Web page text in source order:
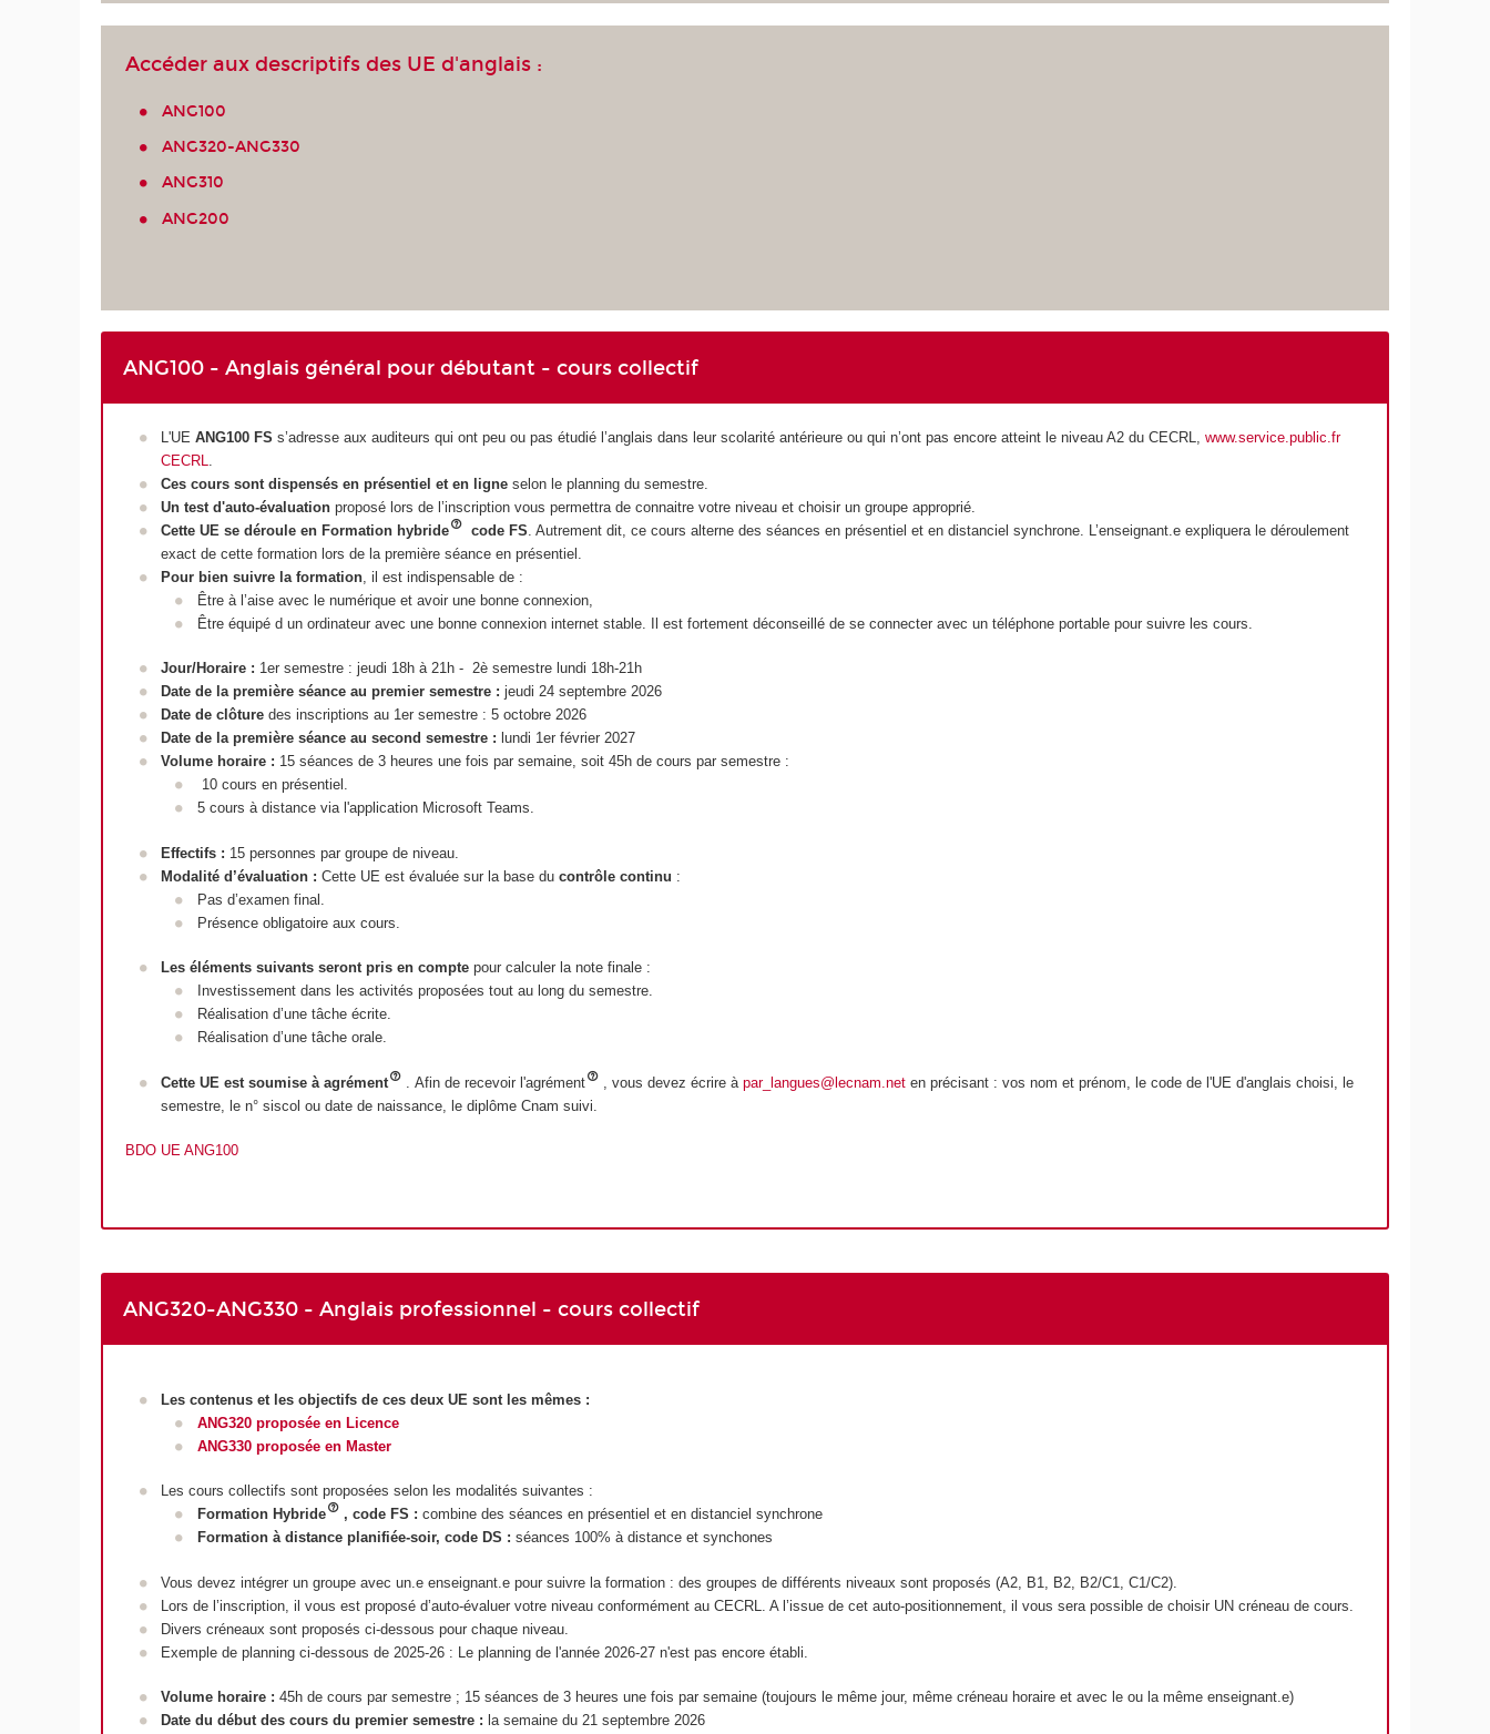
Accéder aux descriptifs des UE d'anglais :
ANG100
ANG320-ANG330
ANG310
ANG200
ANG100 - Anglais général pour débutant - cours collectif
L'UE ANG100 FS s’adresse aux auditeurs qui ont peu ou pas étudié l’anglais dans leur scolarité antérieure ou qui n’ont pas encore atteint le niveau A2 du CECRL,www.service.public.fr
CECRL
Ces cours sont dispensés en présentiel et en ligneselon le planning du semestre.
Un test d'auto-évaluation proposé lors de l’inscription vous permettra de connaitre votre niveau et choisir un groupe approprié.
Cette UE se déroule en Formation hybride
code FS . Autrement dit, ce cours alterne des séances en présentiel et en distanciel synchrone. L’enseignant.e expliquera le déroulement
exact de cette formation lors de la première séance en présentiel.
Pour bien suivre la formation , il est indispensable de :
Être à l’aise avec le numérique et avoir une bonne connexion,
Être équipé d un ordinateur avec une bonne connexion internet stable. Il est fortement déconseillé de se connecter avec un téléphone portable pour suivre les cours.
Jour/Horaire : 1er semestre : jeudi 18h à 21h - 2è semestre lundi 18h-21h
Date de la première séance au premier semestre :jeudi 24 septembre 2026
Date de clôturedes inscriptions au 1er semestre : 5 octobre 2026
Date de la première séance au second semestre : lundi 1er février 2027
Volume horaire : 15 séances de 3 heures une fois par semaine, soit 45h de cours par semestre :
10 cours en présentiel.
5 cours à distance via l'application Microsoft Teams.
Effectifs : 15 personnes par groupe de niveau.
Modalité d’évaluation : Cette UE est évaluée sur la base ducontrôle continu :
Pas d’examen final.
Présence obligatoire aux cours.
Les éléments suivants seront pris en compte pour calculer la note finale :
Investissement dans les activités proposées tout au long du semestre.
Réalisation d’une tâche écrite.
Réalisation d’une tâche orale.
Cette UE est soumise à agrément . Afin de recevoir l'agrément , vous devez écrire àpar_langues@lecnam.net en précisant : vos nom et prénom, le code de l'UE d'anglais choisi, le
semestre, le n° siscol ou date de naissance, le diplôme Cnam suivi.
BDO UE ANG100
ANG320-ANG330 - Anglais professionnel - cours collectif
Les contenus et les objectifs de ces deux UE sont les mêmes :
ANG320 proposée en Licence
ANG330 proposée en Master
Les cours collectifs sont proposées selon les modalités suivantes :
Formation Hybride
, code FS : combine des séances en présentiel et en distanciel synchrone
Formation à distance planifiée-soir, code DS : séances 100% à distance et synchones
Vous devez intégrer un groupe avec un.e enseignant.e pour suivre la formation : des groupes de différents niveaux sont proposés (A2, B1, B2, B2/C1, C1/C2).
Lors de l’inscription, il vous est proposé d’auto-évaluer votre niveau conformément au CECRL. A l’issue de cet auto-positionnement, il vous sera possible de choisir UN créneau de cours.
Divers créneaux sont proposés ci-dessous pour chaque niveau.
Exemple de planning ci-dessous de 2025-26 : Le planning de l'année 2026-27 n'est pas encore établi.
Volume horaire : 45h de cours par semestre ; 15 séances de 3 heures une fois par semaine (toujours le même jour, même créneau horaire et avec le ou la même enseignant.e)
Date du début des cours du premier semestre : la semaine du 21 septembre 2026